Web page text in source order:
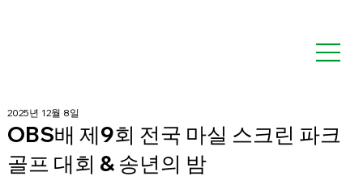
OBS배 제9회 전국 마실 스크린 파크
골프 대회 & 송년의 밤
2025년 12월 8일